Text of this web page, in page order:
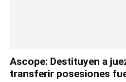
Ascope: Destituyen a
transferir posesiones